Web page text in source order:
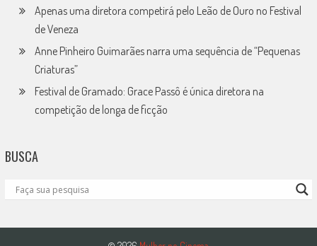
Apenas uma diretora competirá pelo Leão de Ouro no Festival
de Veneza
Anne Pinheiro Guimarães narra uma sequência de “Pequenas
Criaturas”
Festival de Gramado: Grace Passô é única diretora na
competição de longa de ficção
BUSCA